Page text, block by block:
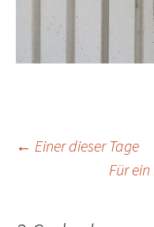
← Einer dieser Tage
Für